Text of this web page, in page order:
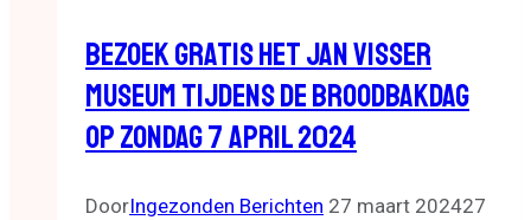
Bezoek Gratis Het Jan Visser
Museum Tijdens De Broodbakdag
Op Zondag 7 April 2024
DoorIngezonden Berichten 27 maart 202427